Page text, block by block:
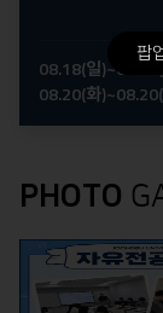
팝
08.18(일
08.20(화)~08.20(
PHOTO